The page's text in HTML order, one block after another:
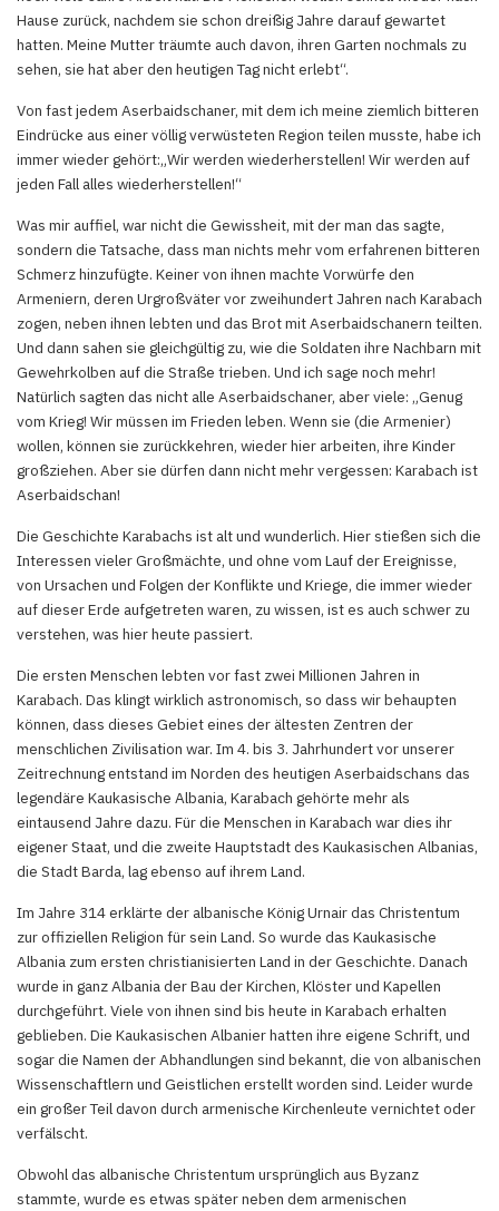
Hause zurück, nachdem sie schon dreißig Jahre darauf gewartet
hatten. Meine Mutter träumte auch davon, ihren Garten nochmals zu
sehen, sie hat aber den heutigen Tag nicht erlebt“.
Von fast jedem Aserbaidschaner, mit dem ich meine ziemlich bitteren
Eindrücke aus einer völlig verwüsteten Region teilen musste, habe ich
immer wieder gehört:„Wir werden wiederherstellen! Wir werden auf
jeden Fall alles wiederherstellen!“
Was mir auffiel, war nicht die Gewissheit, mit der man das sagte,
sondern die Tatsache, dass man nichts mehr vom erfahrenen bitteren
Schmerz hinzufügte. Keiner von ihnen machte Vorwürfe den
Armeniern, deren Urgroßväter vor zweihundert Jahren nach Karabach
zogen, neben ihnen lebten und das Brot mit Aserbaidschanern teilten.
Und dann sahen sie gleichgültig zu, wie die Soldaten ihre Nachbarn mit
Gewehrkolben auf die Straße trieben. Und ich sage noch mehr!
Natürlich sagten das nicht alle Aserbaidschaner, aber viele: „Genug
vom Krieg! Wir müssen im Frieden leben. Wenn sie (die Armenier)
wollen, können sie zurückkehren, wieder hier arbeiten, ihre Kinder
großziehen. Aber sie dürfen dann nicht mehr vergessen: Karabach ist
Aserbaidschan!
Die Geschichte Karabachs ist alt und wunderlich. Hier stießen sich die
Interessen vieler Großmächte, und ohne vom Lauf der Ereignisse,
von Ursachen und Folgen der Konflikte und Kriege, die immer wieder
auf dieser Erde aufgetreten waren, zu wissen, ist es auch schwer zu
verstehen, was hier heute passiert.
Die ersten Menschen lebten vor fast zwei Millionen Jahren in
Karabach. Das klingt wirklich astronomisch, so dass wir behaupten
können, dass dieses Gebiet eines der ältesten Zentren der
menschlichen Zivilisation war. Im 4. bis 3. Jahrhundert vor unserer
Zeitrechnung entstand im Norden des heutigen Aserbaidschans das
legendäre Kaukasische Albania, Karabach gehörte mehr als
eintausend Jahre dazu. Für die Menschen in Karabach war dies ihr
eigener Staat, und die zweite Hauptstadt des Kaukasischen Albanias,
die Stadt Barda, lag ebenso auf ihrem Land.
Im Jahre 314 erklärte der albanische König Urnair das Christentum
zur offiziellen Religion für sein Land. So wurde das Kaukasische
Albania zum ersten christianisierten Land in der Geschichte. Danach
wurde in ganz Albania der Bau der Kirchen, Klöster und Kapellen
durchgeführt. Viele von ihnen sind bis heute in Karabach erhalten
geblieben. Die Kaukasischen Albanier hatten ihre eigene Schrift, und
sogar die Namen der Abhandlungen sind bekannt, die von albanischen
Wissenschaftlern und Geistlichen erstellt worden sind. Leider wurde
ein großer Teil davon durch armenische Kirchenleute vernichtet oder
verfälscht.
Obwohl das albanische Christentum ursprünglich aus Byzanz
stammte, wurde es etwas später neben dem armenischen